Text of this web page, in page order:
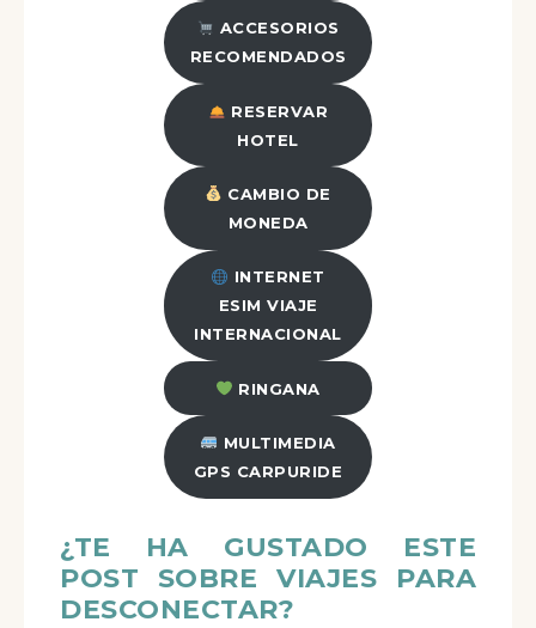
ACCESORIOS
RECOMENDADOS
RESERVAR
HOTEL
CAMBIO DE
MONEDA
INTERNET
ESIM VIAJE
INTERNACIONAL
RINGANA
MULTIMEDIA
GPS CARPURIDE
¿TE HA GUSTADO ESTE
POST SOBRE VIAJES PARA
DESCONECTAR?